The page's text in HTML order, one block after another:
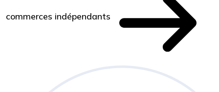
commerces indépendants